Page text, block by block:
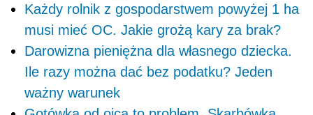
Każdy rolnik z gospodarstwem powyżej 1 ha
musi mieć OC. Jakie grożą kary za brak?
Darowizna pieniężna dla własnego dziecka.
Ile razy można dać bez podatku? Jeden
ważny warunek